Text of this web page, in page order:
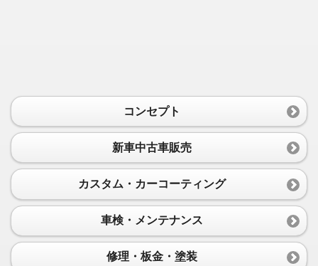
コンセプト
新車中古車販売
カスタム・カーコーティング
車検・メンテナンス
修理・板金・塗装